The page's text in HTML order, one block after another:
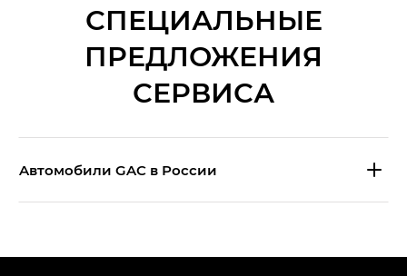
СПЕЦИАЛЬНЫЕ
ПРЕДЛОЖЕНИЯ
СЕРВИСА
Aвтомобили GAC в России
Эс Икс ПРЕМИУМ — SX PREMIUM